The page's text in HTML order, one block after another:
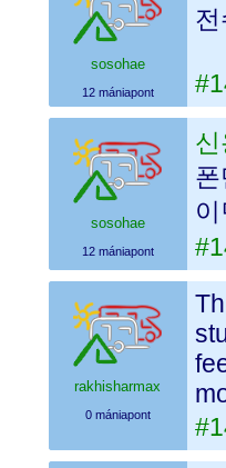
sosohae
12 mániapont
sosohae
12 mániapont
rakhisharmax
0 mániapont